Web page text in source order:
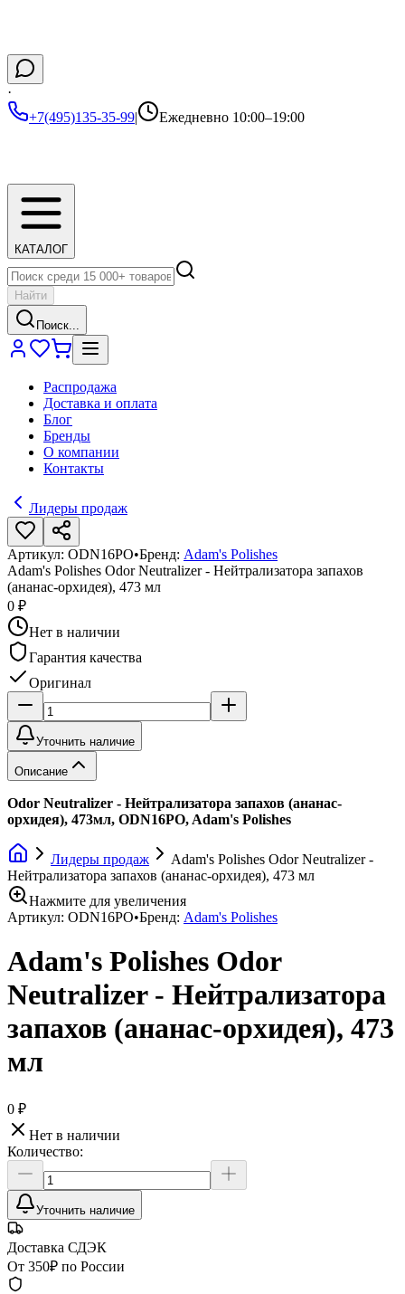
·
+7(495)135-35-99| Ежедневно 10:00–19:00
КАТАЛОГ
Найти
Поиск...
Распродажа
Доставка и оплата
Блог
Бренды
О компании
Контакты
Лидеры продаж
Артикул: ODN16PO•Бренд: Adam's Polishes
Adam's Polishes Odor Neutralizer - Нейтрализатора запахов
(ананас-орхидея), 473 мл
0 ₽
Нет в наличии
Гарантия качества
Оригинал
Уточнить наличие
Описание
Odor Neutralizer - Нейтрализатора запахов (ананас-
орхидея), 473мл, ODN16PO, Adam's Polishes
Лидеры продаж
Adam's Polishes Odor Neutralizer -
Нейтрализатора запахов (ананас-орхидея), 473 мл
Нажмите для увеличения
Артикул: ODN16PO•Бренд: Adam's Polishes
Adam's Polishes Odor
Neutralizer - Нейтрализатора
запахов (ананас-орхидея), 473
мл
0 ₽
Нет в наличии
Количество:
Уточнить наличие
Доставка СДЭК
От 350₽ по России